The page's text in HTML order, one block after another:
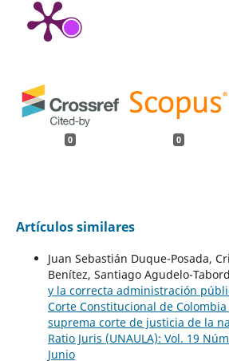
0 0
Artículos similares
Juan Sebastián Duque-Posada,
Benítez, Santiago Agudelo-
y la correcta administración
Corte Constitucional de Colombia
suprema corte de justicia de la
Ratio Juris (UNAULA): Vol. 19
Junio